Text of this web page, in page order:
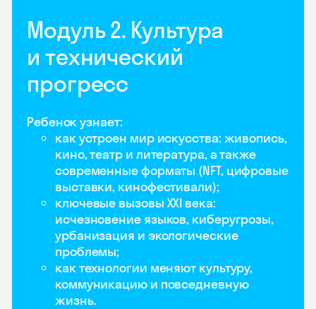
Модуль 2. Культура
и технический
прогресс
Ребенок узнает:
как устроен мир искусства: живопись,
кино, театр и литература, а также
современные форматы (NFT, цифровые
выставки, кинофестивали);
ключевые вызовы XXI века:
исчезновение языков, киберугрозы,
урбанизация и экологические
проблемы;
как технологии меняют культуру,
коммуникацию и повседневную
жизнь.